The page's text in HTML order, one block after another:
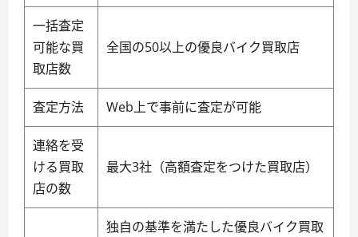
一括査定
可能な買
取店数
全国の50以上の優良バイク買取店
査定方法 Web上で事前に査定が可能
連絡を受
ける買取
店の数
最大3社（高額査定をつけた買取店）
独自の基準を満たした優良バイク買取